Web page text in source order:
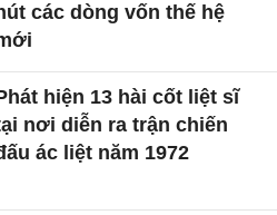
các dòng vốn thế hệ
hiện 13 hài cốt liệt sĩ
nơi diễn ra trận chiến
ác liệt năm 1972